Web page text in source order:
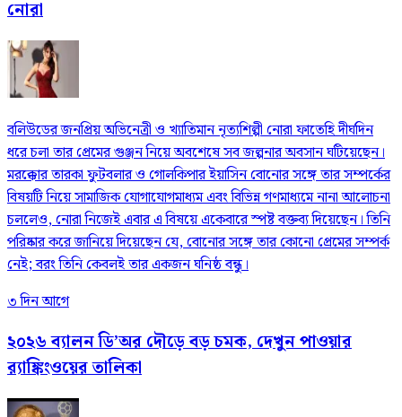
নোরা
বলিউডের জনপ্রিয় অভিনেত্রী ও খ্যাতিমান নৃত্যশিল্পী নোরা ফাতেহি দীর্ঘদিন
ধরে চলা তার প্রেমের গুঞ্জন নিয়ে অবশেষে সব জল্পনার অবসান ঘটিয়েছেন।
মরক্কোর তারকা ফুটবলার ও গোলকিপার ইয়াসিন বোনোর সঙ্গে তার সম্পর্কের
বিষয়টি নিয়ে সামাজিক যোগাযোগমাধ্যম এবং বিভিন্ন গণমাধ্যমে নানা আলোচনা
চললেও, নোরা নিজেই এবার এ বিষয়ে একেবারে স্পষ্ট বক্তব্য দিয়েছেন। তিনি
পরিষ্কার করে জানিয়ে দিয়েছেন যে, বোনোর সঙ্গে তার কোনো প্রেমের সম্পর্ক
নেই; বরং তিনি কেবলই তার একজন ঘনিষ্ঠ বন্ধু।
৩ দিন আগে
২০২৬ ব্যালন ডি’অর দৌড়ে বড় চমক, দেখুন পাওয়ার
র‍্যাঙ্কিংওয়ের তালিকা